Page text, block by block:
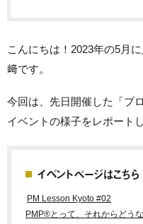
こんにちは！2023年の5月
﨑です。
今回は、先日開催した「プ
イベントの様子をレポートし
イベントページはこちら
PM Lesson Kyoto #02
PMP®とって、それからどう